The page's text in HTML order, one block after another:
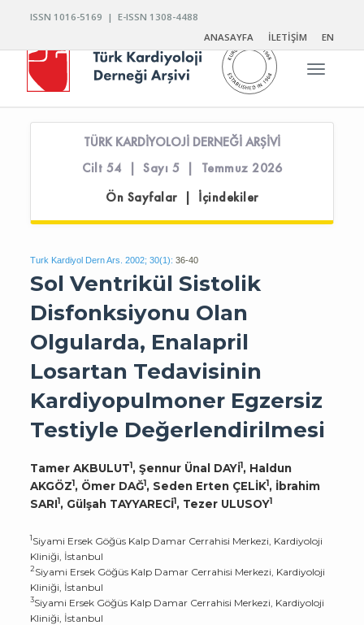
ISSN 1016-5169 | E-ISSN 1308-4488
ANASAYFA
İLETİŞİM EN
Toggle
TÜRK KARDİYOLOJİ DERNEĞİ ARŞİVİ
Cilt 54 | Sayı 5 | Temmuz 2026
Ön Sayfalar | İçindekiler
Turk Kardiyol Dern Ars. 2002; 30(1): 36-40
Sol Ventrikül Sistolik
Disfonksiyonu Olan
Olgularda, Enalapril
Losartan Tedavisinin
Kardiyopulmoner Egzersiz
Testiyle Değerlendirilmesi
Tamer AKBULUT1, Şennur Ünal DAYİ1, Haldun
AKGÖZ1, Ömer DAĞ1, Seden Erten ÇELİK1, İbrahim
SARI1, Gülşah TAYYARECİ1, Tezer ULUSOY1
1Siyami Ersek Göğüs Kalp Damar Cerrahisi Merkezi, Kardiyoloji
Kliniği, İstanbul
2Siyami Ersek Göğüs Kalp Damar Cerrahisi Merkezi, Kardiyoloji
Kliniği, İstanbul
3Siyami Ersek Göğüs Kalp Damar Cerrahisi Merkezi, Kardiyoloji
Kliniği, İstanbul